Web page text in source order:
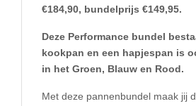
€184,90, bundelprijs €149,95.
Deze Performance bundel
kookpan en een hapjespan is
in het Groen, Blauw en Rood.
Met deze pannenbundel maak jij